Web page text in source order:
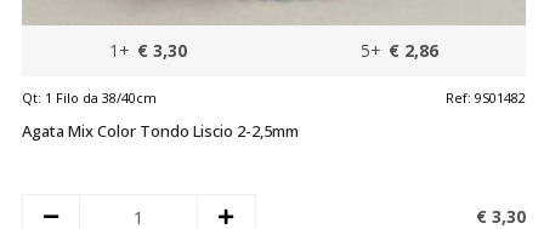
1+ € 3,30 5+ € 2,86
Qt: 1 Filo da 38/40cm Ref: 9S01482
Agata Mix Color Tondo Liscio 2-2,5mm
€ 3,30